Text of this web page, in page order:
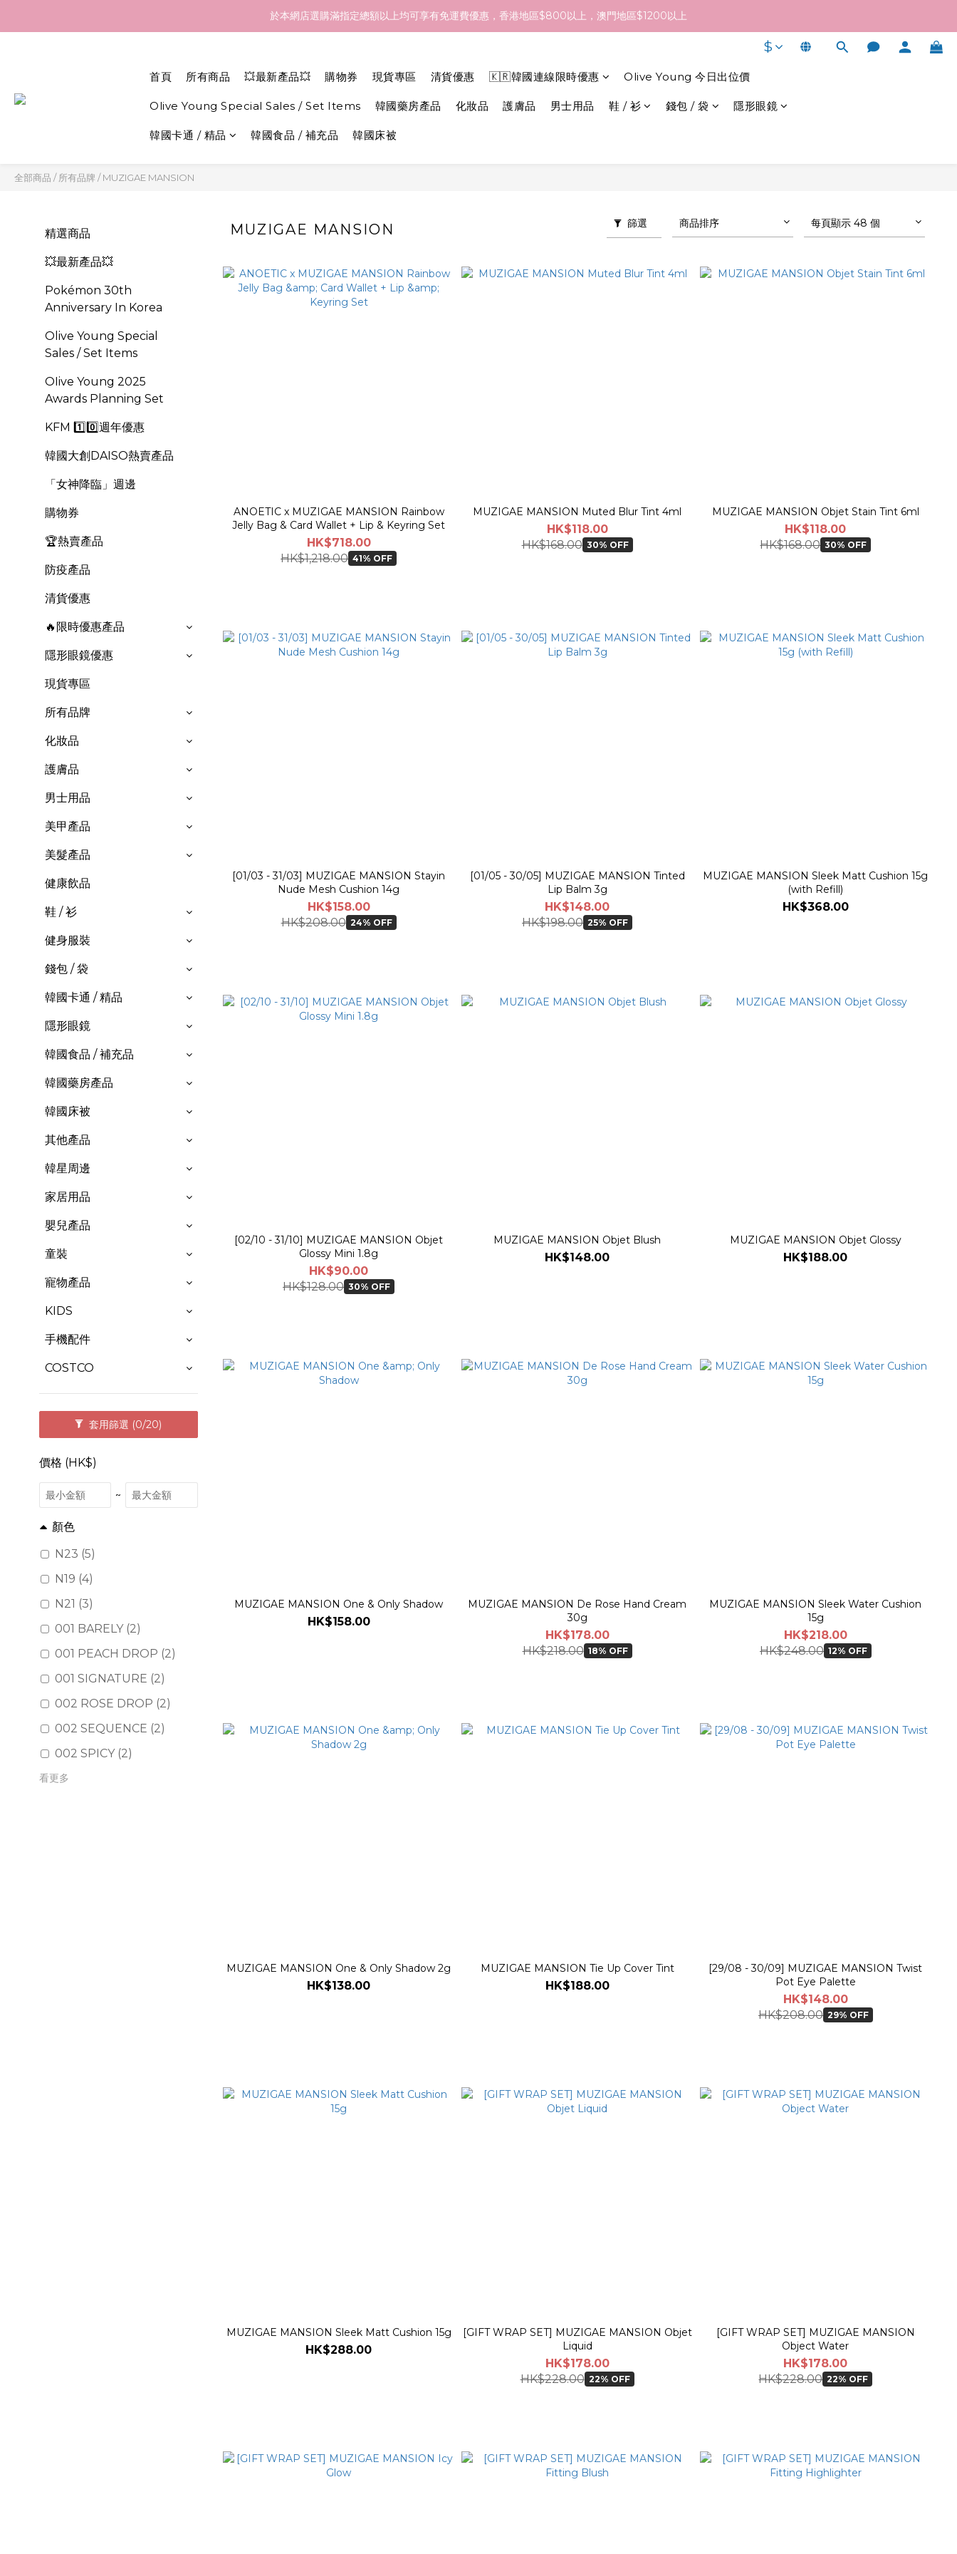
訂貨到貨資訊：於 05 - 18/Aug 期間訂貨，預計於 26/Aug 到港，最終亦要視乎各品牌最終發貨日子及出貨速度而定。
於本網店選購滿指定總額以上均可享有免運費優惠，香港地區$800以上，澳門地區$1200以上
$
首頁 所有商品 💥最新產品💥 購物券 現貨專區 清貨優惠 🇰🇷韓國連線限時優惠 Olive Young 今日出位價
Olive Young Special Sales / Set Items 韓國藥房產品 化妝品 護膚品 男士用品 鞋 / 衫 錢包 / 袋 隱形眼鏡
韓國卡通 / 精品 韓國食品 / 補充品 韓國床被
全部商品 /所有品牌 /MUZIGAE MANSION
精選商品
💥最新產品💥
Pokémon 30th
Anniversary In Korea
Olive Young Special
Sales / Set Items
OIive Young 2025
Awards Planning Set
KFM 1️⃣0️⃣週年優惠
韓國大創DAISO熱賣產品
「女神降臨」週邊
購物券
🏆熱賣產品
防疫產品
清貨優惠
🔥限時優惠產品
隱形眼鏡優惠
現貨專區
所有品牌
化妝品
護膚品
男士用品
美甲產品
美髮產品
健康飲品
鞋 / 衫
健身服裝
錢包 / 袋
韓國卡通 / 精品
隱形眼鏡
韓國食品 / 補充品
韓國藥房產品
韓國床被
其他產品
韓星周邊
家居用品
嬰兒產品
童裝
寵物產品
KIDS
手機配件
COSTCO
套用篩選 (0/20)
價格 (HK$)
~
顏色
N23 (5)
N19 (4)
N21 (3)
001 BARELY (2)
001 PEACH DROP (2)
001 SIGNATURE (2)
002 ROSE DROP (2)
002 SEQUENCE (2)
002 SPICY (2)
看更多
MUZIGAE MANSION 篩選 商品排序 每頁顯示 48 個
ANOETIC x MUZIGAE MANSION Rainbow
Jelly Bag & Card Wallet + Lip & Keyring Set
HK$718.00
HK$1,218.00 41% OFF
MUZIGAE MANSION Muted Blur Tint 4ml
HK$118.00
HK$168.00 30% OFF
MUZIGAE MANSION Objet Stain Tint 6ml
HK$118.00
HK$168.00 30% OFF
[01/03 - 31/03] MUZIGAE MANSION Stayin
Nude Mesh Cushion 14g
HK$158.00
HK$208.00 24% OFF
[01/05 - 30/05] MUZIGAE MANSION Tinted
Lip Balm 3g
HK$148.00
HK$198.00 25% OFF
MUZIGAE MANSION Sleek Matt Cushion 15g
(with Refill)
HK$368.00
[02/10 - 31/10] MUZIGAE MANSION Objet
Glossy Mini 1.8g
HK$90.00
HK$128.00 30% OFF
MUZIGAE MANSION Objet Blush
HK$148.00
MUZIGAE MANSION Objet Glossy
HK$188.00
MUZIGAE MANSION One & Only Shadow
HK$158.00
MUZIGAE MANSION De Rose Hand Cream
30g
HK$178.00
HK$218.00 18% OFF
MUZIGAE MANSION Sleek Water Cushion
15g
HK$218.00
HK$248.00 12% OFF
MUZIGAE MANSION One & Only Shadow 2g
HK$138.00
MUZIGAE MANSION Tie Up Cover Tint
HK$188.00
[29/08 - 30/09] MUZIGAE MANSION Twist
Pot Eye Palette
HK$148.00
HK$208.00 29% OFF
MUZIGAE MANSION Sleek Matt Cushion 15g
HK$288.00
[GIFT WRAP SET] MUZIGAE MANSION Objet
Liquid
HK$178.00
HK$228.00 22% OFF
[GIFT WRAP SET] MUZIGAE MANSION
Object Water
HK$178.00
HK$228.00 22% OFF